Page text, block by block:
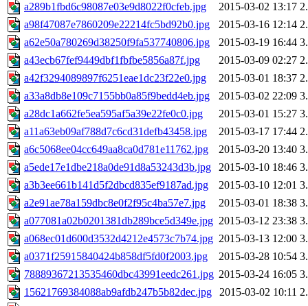
a289b1fbd6c98087e03e9d8022f0cfeb.jpg
2015-03-02 13:17
a98f47087e7860209e22214fc5bd92b0.jpg
2015-03-16 12:14
a62e50a780269d38250f9fa537740806.jpg
2015-03-19 16:44
a43ecb67fef9449dbf1fbfbe5856a87f.jpg
2015-03-09 02:27
a42f3294089897f6251eae1dc23f22e0.jpg
2015-03-01 18:37
a33a8db8e109c7155bb0a85f9bedd4eb.jpg
2015-03-02 22:09
a28dc1a662fe5ea595af5a39e22fe0c0.jpg
2015-03-01 15:27
a11a63eb09af788d7c6cd31defb43458.jpg
2015-03-17 17:44
a6c5068ee04cc649aa8ca0d781e11762.jpg
2015-03-20 13:40
a5ede17e1dbe218a0de91d8a53243d3b.jpg
2015-03-10 18:46
a3b3ee661b141d5f2dbcd835ef9187ad.jpg
2015-03-10 12:01
a2e91ae78a159dbc8e0f2f95c4ba57e7.jpg
2015-03-01 18:38
a077081a02b0201381db289bce5d349e.jpg 2015-03-12 23:38
a068ec01d600d3532d4212e4573c7b74.jpg 2015-03-13 12:00
a0371f25915840424b858df5fd0f2003.jpg
2015-03-28 10:54
78889367213535460dbc43991eedc261.jpg 2015-03-24 16:05
15621769384088ab9afdb247b5b82dec.jpg
2015-03-02 10:11